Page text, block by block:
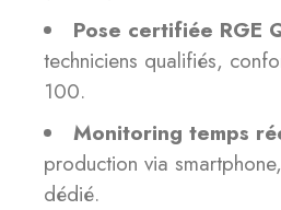
Pose certifiée RGE
techniciens qualifiés,
100.
Monitoring temps
production via
dédié.